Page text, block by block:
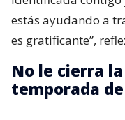
estás ayudando a
es gratificante”,
No le cierra
temporada de